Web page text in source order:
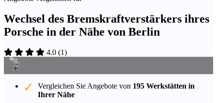
Wechsel des Bremskraftverstärkers ihres
Porsche in der Nähe von Berlin
4.0 (1)
Vergleichen Sie Angebote von 195 Werkstätten in
Ihrer Nähe